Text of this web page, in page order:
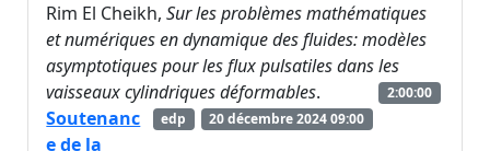
Rim El Cheikh,Sur les problèmes mathématiques
et numériques en dynamique des fluides: modèles
asymptotiques pour les flux pulsatiles dans les
vaisseaux cylindriques déformables.
2:00:00
20 décembre 2024 09:00
edp
Soutenanc
e de la